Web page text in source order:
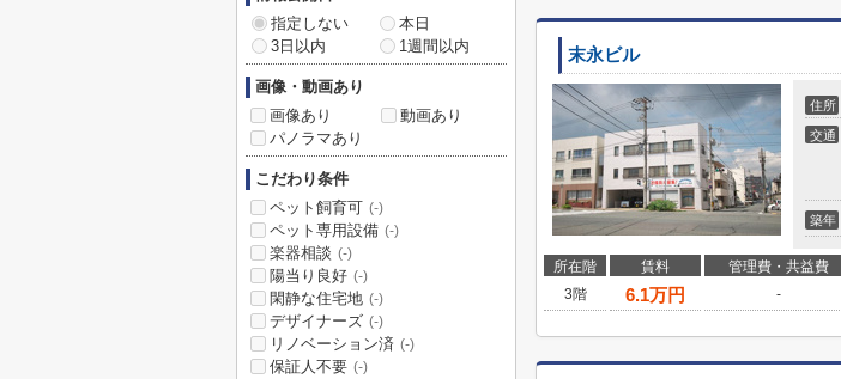
末永ビル
住所
交通
築年
所在階 賃料 管理費・共益費
3階
6.1万円 -
指定しない
本日
3日以内
1週間以内
画像・動画あり
画像あり
動画あり
パノラマあり
こだわり条件
ペット飼育可 (-)
ペット専用設備 (-)
楽器相談 (-)
陽当り良好 (-)
閑静な住宅地 (-)
デザイナーズ (-)
リノベーション済 (-)
保証人不要 (-)